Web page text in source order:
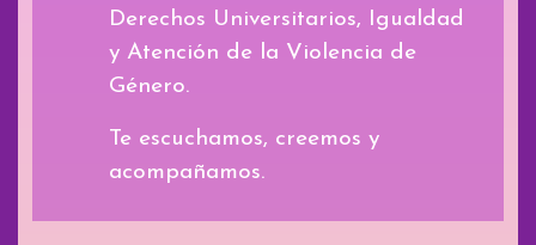
Derechos Universitarios, Igualdad
y Atención de la Violencia de
Género.
Te escuchamos, creemos y
acompañamos.